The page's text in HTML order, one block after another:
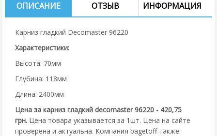
ОПИСАНИЕ ОТЗЫВ ИНФОРМАЦИЯ
Карниз гладкий Decomaster 96220
Характеристики:
Высота: 70мм
Глубина: 118мм
Длина: 2400мм
Цена за карниз гладкий decomaster 96220 - 420,75
грн. Цена товара указывается за 1шт. Цена на сайте
проверена и актуальна. Компания bagetoff также